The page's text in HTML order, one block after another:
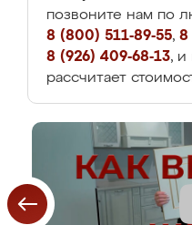
позвоните нам по
8 (800) 511-89-55, 8
8 (926) 409-68-13, и
рассчитает